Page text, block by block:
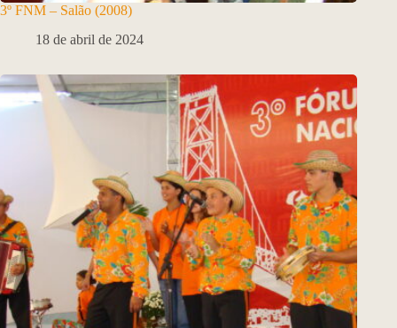
3º FNM – Salão (2008)
18 de abril de 2024